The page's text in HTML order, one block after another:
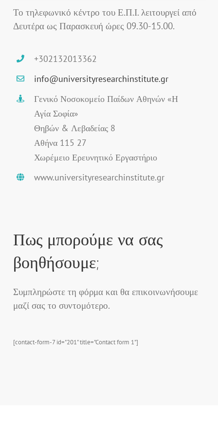
Το τηλεφωνικό κέντρο του Ε.Π.Ι. λειτουργεί από
Δευτέρα ως Παρασκευή ώρες 09.30-15.00.
+302132013362
info@universityresearchinstitute.gr
Γενικό Νοσοκομείο Παίδων Αθηνών «Η
Αγία Σοφία»
Θηβών & Λεβαδείας 8
Αθήνα 115 27
Χωρέμειο Ερευνητικό Εργαστήριο
www.universityresearchinstitute.gr
Πως μπορούμε να σας
βοηθήσουμε;
Συμπληρώστε τη φόρμα και θα επικοινωνήσουμε
μαζί σας το συντομότερο.
[contact-form-7 id="201" title="Contact form 1"]